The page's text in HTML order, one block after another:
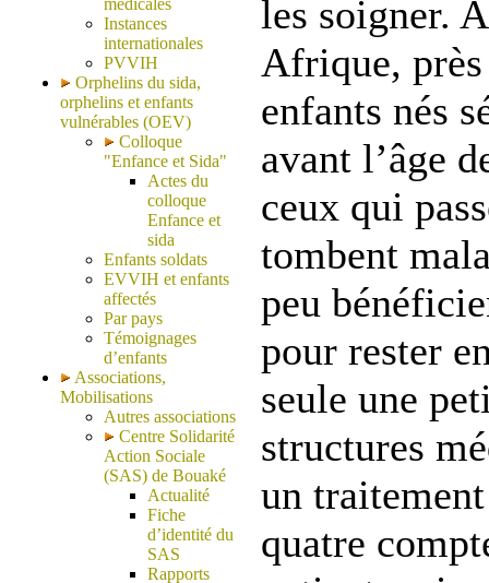
médicales
Instances
internationales
PVVIH
Orphelins du sida,
orphelins et enfants
vulnérables (OEV)
Colloque
"Enfance et Sida"
Actes du
colloque
Enfance et
sida
Enfants soldats
EVVIH et enfants
affectés
Par pays
Témoignages
d’enfants
Associations,
Mobilisations
Autres associations
Centre Solidarité
Action Sociale
(SAS) de Bouaké
Actualité
Fiche
d’identité du
SAS
Rapports
les soigner.
Afrique,
enfants nés
avant l’âge
ceux qui
tombent
peu
pour rester
seule une
structures
un
quatre